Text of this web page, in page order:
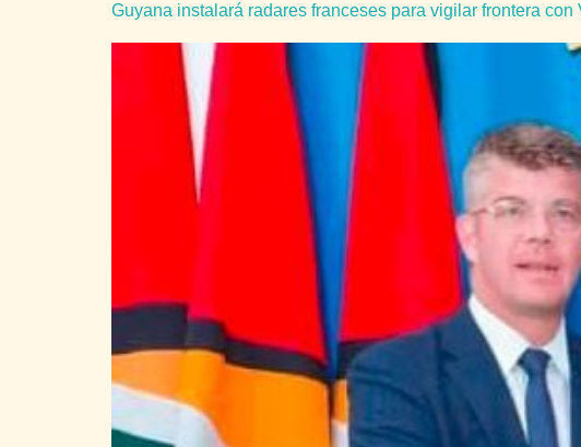
Guyana instalará radares franceses para vigilar frontera